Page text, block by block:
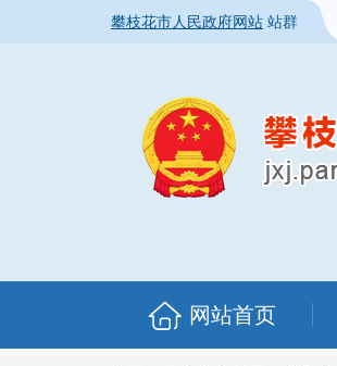
攀枝花市人民政府网站 站群
网站首页